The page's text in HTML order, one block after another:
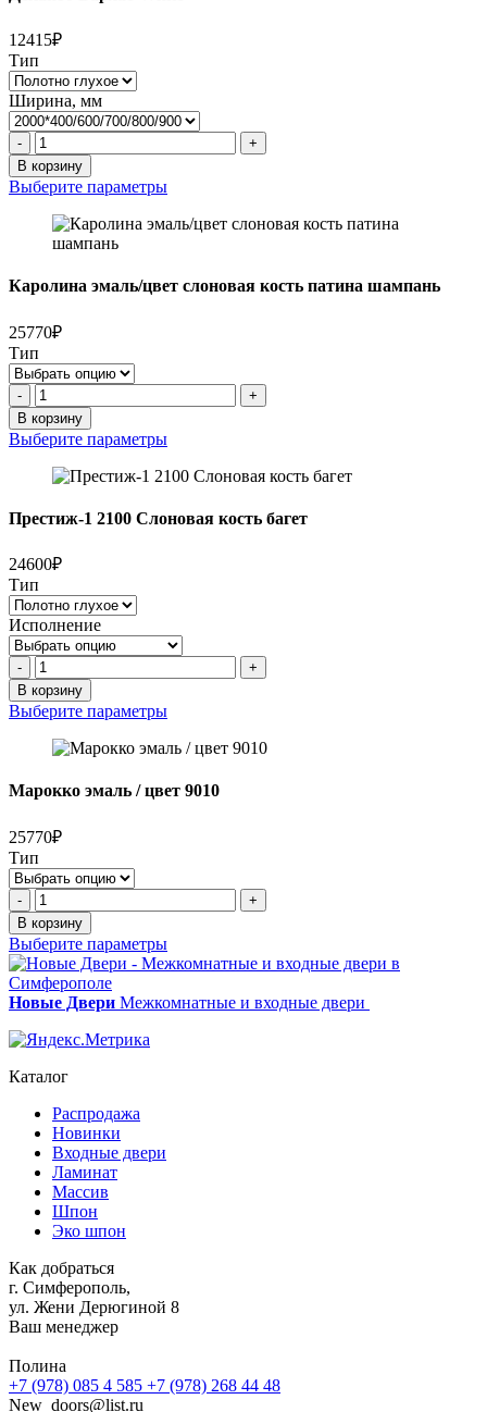
12415₽
Тип
Ширина, мм
Количество
товара
Деканто
Бархат
-
+
В корзину
Выберите параметры
Каролина эмаль/цвет слоновая кость патина шампань
25770₽
Тип
Количество
товара
Каролина
эмаль/
слоновая
кость
патина
-
+
В корзину
Выберите параметры
Престиж-1 2100 Слоновая кость багет
24600₽
Тип
Исполнение
Количество
товара
Престиж-1
2100
Слоновая
багет
-
+
В корзину
Выберите параметры
Марокко эмаль / цвет 9010
25770₽
Тип
Количество
товара
Марокко
эмаль
/
цвет
9010
-
+
В корзину
Выберите параметры
Новые Двери Межкомнатные и входные двери
Каталог
Распродажа
Новинки
Входные двери
Ламинат
Массив
Шпон
Эко шпон
Как добраться
г. Симферополь,
ул. Жени Дерюгиной 8
Ваш менеджер
Полина
+7 (978) 085 4 585 +7 (978) 268 44 48
New_doors@list.ru